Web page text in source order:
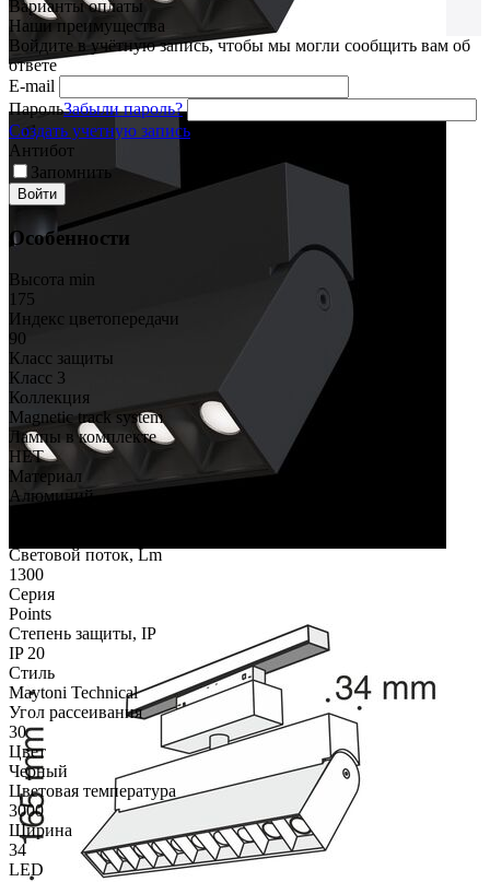
Варианты оплаты
Наши преимущества
Войдите в учётную запись, чтобы мы могли сообщить вам об
ответе
E-mail
ПарольЗабыли пароль?
Создать учетную запись
Антибот
Запомнить
Войти
Особенности
Высота min
175
Индекс цветопередачи
90
Класс защиты
Класс 3
Коллекция
Magnetic track system
Лампы в комплекте
НЕТ
Материал
Алюминий
Световой поток, Lm
1300
Серия
Points
Степень защиты, IP
IP 20
Стиль
Maytoni Technical
Угол рассеивания
30
Цвет
Черный
Цветовая температура
3000
Ширина
34
LED